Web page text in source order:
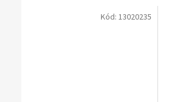
Kód: 13020235